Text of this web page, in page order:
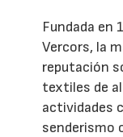
Fundada en
Vercors, la
reputación
textiles de
actividades
senderismo